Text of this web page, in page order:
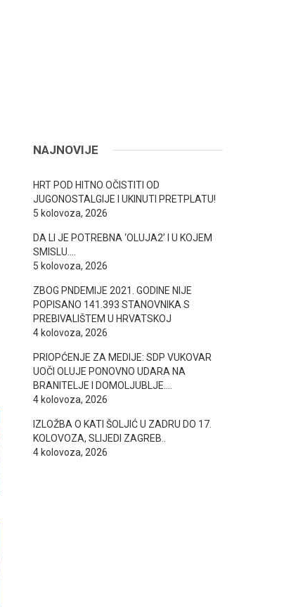
NAJNOVIJE
HRT POD HITNO OČISTITI OD
JUGONOSTALGIJE I UKINUTI PRETPLATU!
5 kolovoza, 2026
DA LI JE POTREBNA ‘OLUJA2’ I U KOJEM
SMISLU….
5 kolovoza, 2026
ZBOG PNDEMIJE 2021. GODINE NIJE
POPISANO 141.393 STANOVNIKA S
PREBIVALIŠTEM U HRVATSKOJ
4 kolovoza, 2026
PRIOPĆENJE ZA MEDIJE: SDP VUKOVAR
UOČI OLUJE PONOVNO UDARA NA
BRANITELJE I DOMOLJUBLJE….
4 kolovoza, 2026
IZLOŽBA O KATI ŠOLJIĆ U ZADRU DO 17.
KOLOVOZA, SLIJEDI ZAGREB..
4 kolovoza, 2026